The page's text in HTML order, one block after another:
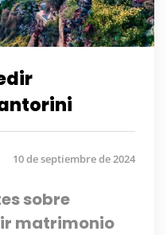
10 de septiembre de 2024
sobre
matrimonio